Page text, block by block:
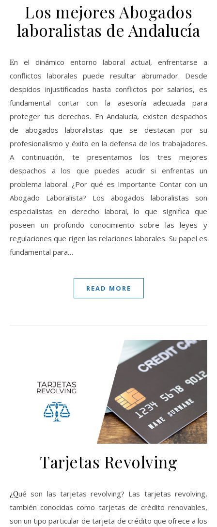
Los mejores Abogados
laboralistas de Andalucía
En el dinámico entorno laboral actual, enfrentarse a
conflictos laborales puede resultar abrumador. Desde
despidos injustificados hasta conflictos por salarios, es
fundamental contar con la asesoría adecuada para
proteger tus derechos. En Andalucía, existen despachos
de abogados laboralistas que se destacan por su
profesionalismo y éxito en la defensa de los trabajadores.
A continuación, te presentamos los tres mejores
despachos a los que puedes acudir si enfrentas un
problema laboral. ¿Por qué es Importante Contar con un
Abogado Laboralista? Los abogados laboralistas son
especialistas en derecho laboral, lo que significa que
poseen un profundo conocimiento sobre las leyes y
regulaciones que rigen las relaciones laborales. Su papel es
fundamental para…
READ MORE
Tarjetas Revolving
¿Qué son las tarjetas revolving? Las tarjetas revolving,
también conocidas como tarjetas de crédito renovables,
son un tipo particular de tarjeta de crédito que ofrece a los